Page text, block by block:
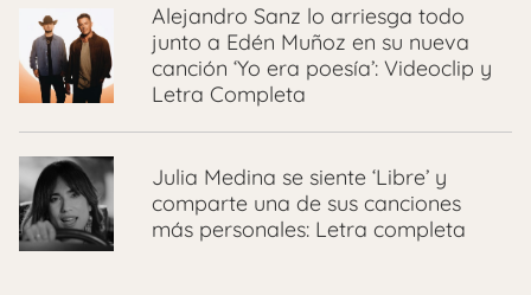
Alejandro Sanz lo arriesga todo
junto a Edén Muñoz en su nueva
canción ‘Yo era poesía’: Videoclip y
Letra Completa
Julia Medina se siente ‘Libre’ y
comparte una de sus canciones
más personales: Letra completa